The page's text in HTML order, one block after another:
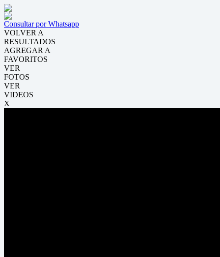
Consultar por Whatsapp
VOLVER A
RESULTADOS
AGREGAR A
FAVORITOS
VER
FOTOS
VER
VIDEOS
X